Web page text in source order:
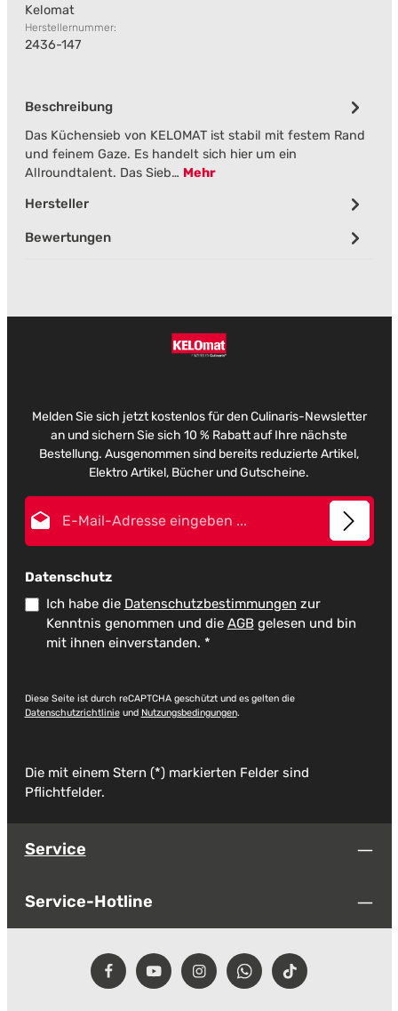
Kelomat
Herstellernummer:
2436-147
Beschreibung
Das Küchensieb von KELOMAT ist stabil mit festem Rand
und feinem Gaze. Es handelt sich hier um ein
Allroundtalent. Das Sieb… Mehr
Hersteller
Bewertungen
Melden Sie sich jetzt kostenlos für den Culinaris-Newsletter
an und sichern Sie sich 10 % Rabatt auf Ihre nächste
Bestellung. Ausgenommen sind bereits reduzierte Artikel,
Elektro Artikel, Bücher und Gutscheine.
Datenschutz
Ich habe die Datenschutzbestimmungen zur
Kenntnis genommen und die AGBgelesen und bin
mit ihnen einverstanden. *
Diese Seite ist durch reCAPTCHA geschützt und es gelten die
Datenschutzrichtlinieund Nutzungsbedingungen.
Die mit einem Stern (*) markierten Felder sind
Pflichtfelder.
Service
Service-Hotline